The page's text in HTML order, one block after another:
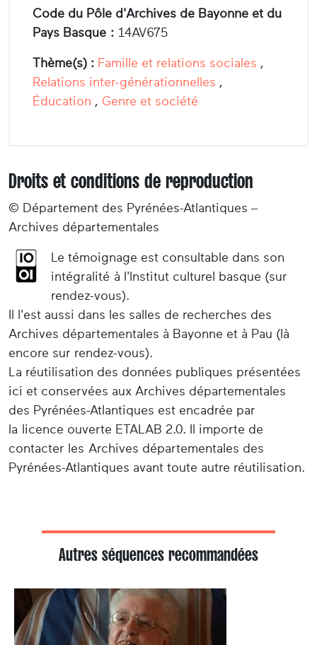
Code du Pôle d'Archives de Bayonne et du
Pays Basque : 14AV675
Thème(s) : Famille et relations sociales ,
Relations inter-générationnelles ,
Éducation , Genre et société
Droits et conditions de reproduction
© Département des Pyrénées-Atlantiques –
Archives départementales
Le témoignage est consultable dans son
intégralité à l'Institut culturel basque (sur
rendez-vous).
Il l'est aussi dans les salles de recherches des
Archives départementales à Bayonne et à Pau (là
encore sur rendez-vous).
La réutilisation des données publiques présentées
ici et conservées aux Archives départementales
des Pyrénées-Atlantiques est encadrée par
la licence ouverte ETALAB 2.0. Il importe de
contacter les Archives départementales des
Pyrénées-Atlantiques avant toute autre réutilisation.
Autres séquences recommandées